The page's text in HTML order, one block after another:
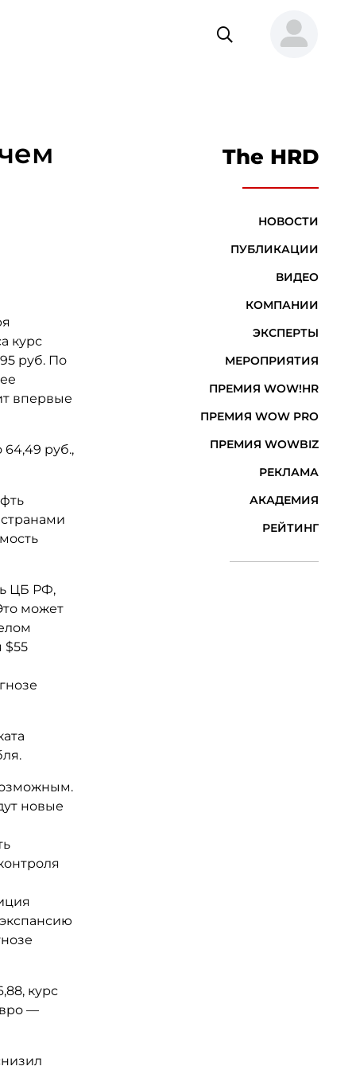
курс
руб. По
впервые
руб.,
ЦБ РФ,
может
$55
новые
курс
—​
The HRD
НОВОСТИ
ПУБЛИКАЦИИ
ВИДЕО
КОМПАНИИ
ЭКСПЕРТЫ
МЕРОПРИЯТИЯ
ПРЕМИЯ WOW!HR
ПРЕМИЯ WOW PRO
ПРЕМИЯ WOWBIZ
РЕКЛАМА
АКАДЕМИЯ
РЕЙТИНГ